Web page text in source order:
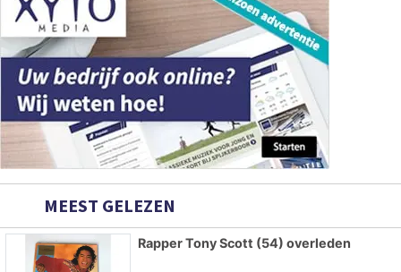
MEEST GELEZEN
Rapper Tony Scott (54) overleden